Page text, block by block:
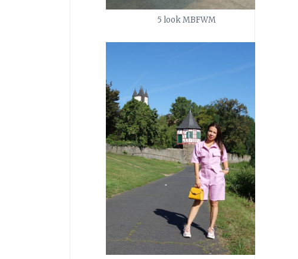
5 look MBFWM